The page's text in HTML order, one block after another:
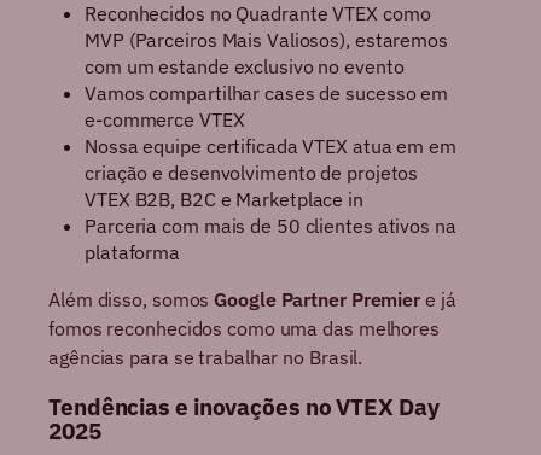
Reconhecidos no Quadrante VTEX como
MVP (Parceiros Mais Valiosos), estaremos
com um estande exclusivo no evento
Vamos compartilhar cases de sucesso em
e-commerce VTEX
Nossa equipe certificada VTEX atua em em
criação e desenvolvimento de projetos
VTEX B2B, B2C e Marketplace in
Parceria com mais de 50 clientes ativos na
plataforma
Além disso, somos Google Partner Premier e já
fomos reconhecidos como uma das melhores
agências para se trabalhar no Brasil.
Tendências e inovações no VTEX Day
2025